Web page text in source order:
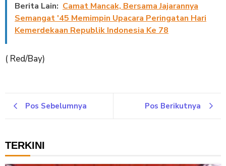
Berita Lain: Camat Mancak, Bersama Jajarannya
Semangat '45 Memimpin Upacara Peringatan Hari
Kemerdekaan Republik Indonesia Ke 78
( Red/Bay)
Pos Sebelumnya Pos Berikutnya
TERKINI